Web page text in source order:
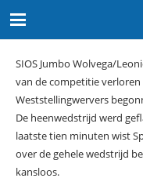
SIOS Jumbo Wolvega/
van de competitie verloren
Weststellingwervers
De heenwedstrijd werd
laatste tien minuten wist
over de gehele wedstrijd
kansloos.